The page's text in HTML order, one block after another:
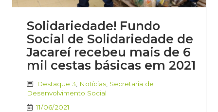
Solidariedade! Fundo
Social de Solidariedade de
Jacareí recebeu mais de 6
mil cestas básicas em 2021
Destaque 3 Notícias Secretaria de
Desenvolvimento Social
11/06/2021